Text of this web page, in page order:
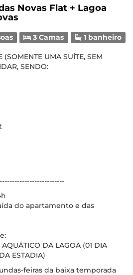
Novas Flat + Lagoa
3 Camas 1 banheiro
(SOMENTE UMA SUÍTE, SEM
SENDO:
do apartamento e das
DA LAGOA (01 DIA
ESTADIA)
feiras da baixa temporada